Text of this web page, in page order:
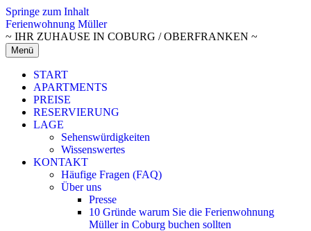
Springe zum Inhalt
Ferienwohnung Müller
~ IHR ZUHAUSE IN COBURG / OBERFRANKEN ~
Menü
START
APARTMENTS
PREISE
RESERVIERUNG
LAGE
Sehenswürdigkeiten
Wissenswertes
KONTAKT
Häufige Fragen (FAQ)
Über uns
Presse
10 Gründe warum Sie die Ferienwohnung
Müller in Coburg buchen sollten